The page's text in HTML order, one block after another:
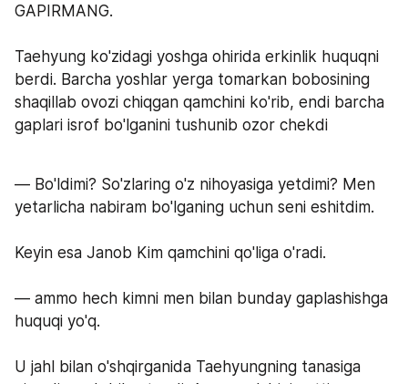
GAPIRMANG.
Taehyung ko'zidagi yoshga ohirida erkinlik huquqni
berdi. Barcha yoshlar yerga tomarkan bobosining
shaqillab ovozi chiqgan qamchini ko'rib, endi barcha
gaplari isrof bo'lganini tushunib ozor chekdi
— Bo'ldimi? So'zlaring o'z nihoyasiga yetdimi? Men
yetarlicha nabiram bo'lganing uchun seni eshitdim.
Keyin esa Janob Kim qamchini qo'liga o'radi.
— ammo hech kimni men bilan bunday gaplashishga
huquqi yo'q.
U jahl bilan o'shqirganida Taehyungning tanasiga